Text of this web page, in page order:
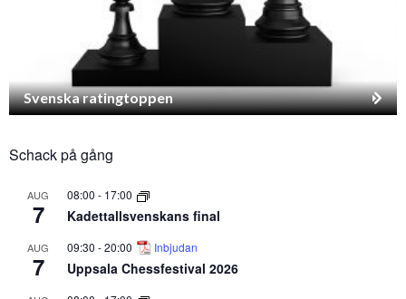
Svenska ratingtoppen
Schack på gång
AUG
7
08:00 - 17:00
Kadettallsvenskans final
AUG
7
09:30 -20:00 Inbjudan
Uppsala Chessfestival 2026